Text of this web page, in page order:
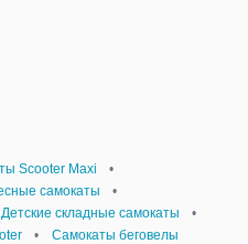
Scooter Maxi
•
самокаты
•
Детские складные самокаты
•
• Самокаты беговелы